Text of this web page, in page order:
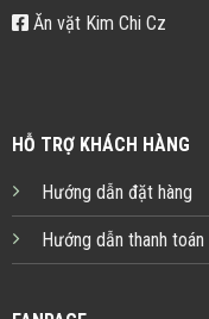
Ăn vặt Kim Chi Cz
HỖ TRỢ KHÁCH HÀNG
Hướng dẫn đặt hàng
Hướng dẫn thanh toán